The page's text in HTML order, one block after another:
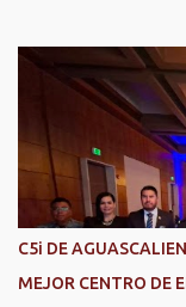
fundamentalmente
de las enfermedades
años, como
alzhéimer, entre
son el corazón de
cuidado y
servicios que les
presidenta del DIF
C5i DE
MEJOR CENTRO DE